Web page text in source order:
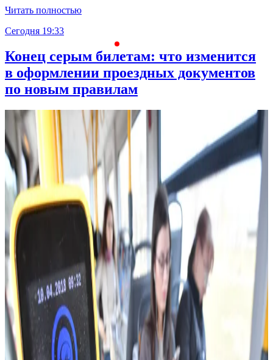
Читать полностью
Сегодня 19:33
Конец серым билетам: что изменится
в оформлении проездных документов
по новым правилам